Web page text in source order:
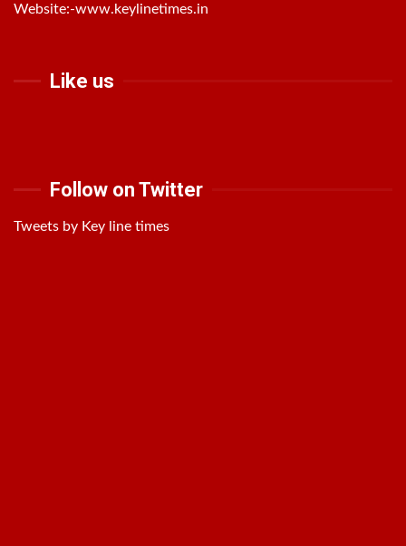
Website:-www.keylinetimes.in
Like us
Follow on Twitter
Tweets by Key line times